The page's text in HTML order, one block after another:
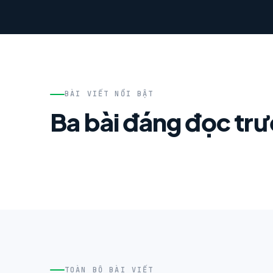
BÀI VIẾT NỔI BẬT
Ba bài đáng đọc
TOÀN BỘ BÀI VIẾT